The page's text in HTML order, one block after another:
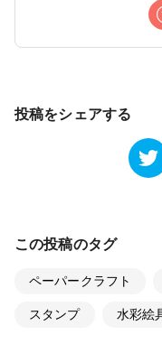
投稿をシェアする
この投稿のタグ
ペーパークラフト
スタンプ 水彩絵